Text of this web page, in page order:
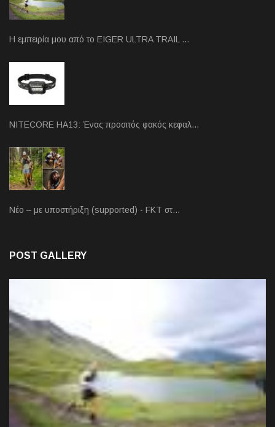
Η εμπειρία μου από το EIGER ULTRA TRAIL …
NITECORE HA13: Ένας προσιτός φακός κεφαλ…
Νέο – με υποστήριξη (supported) - FKT στ…
POST GALLERY